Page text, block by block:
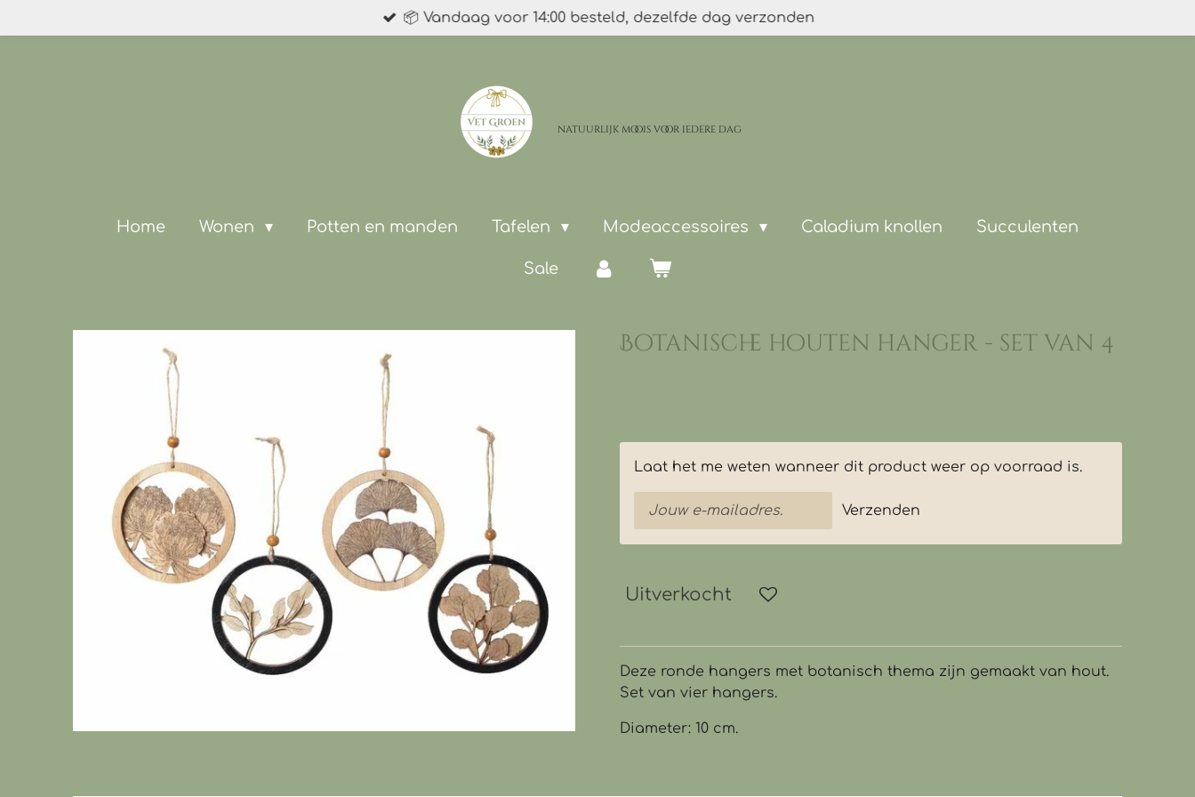
direct
📦 Vandaag voor 14:00 besteld, dezelfde dag verzonden
natuurlijk moois voor iedere dag
Home Wonen Potten en manden Tafelen Modeaccessoires Caladium knollen Succulenten
Sale
Botanische houten hanger - set van 4
Laat het me weten wanneer dit product weer op voorraad is.
Verzenden
Uitverkocht
Deze ronde hangers met botanisch thema zijn gemaakt van hout.
Set van vier hangers.
Diameter: 10 cm.